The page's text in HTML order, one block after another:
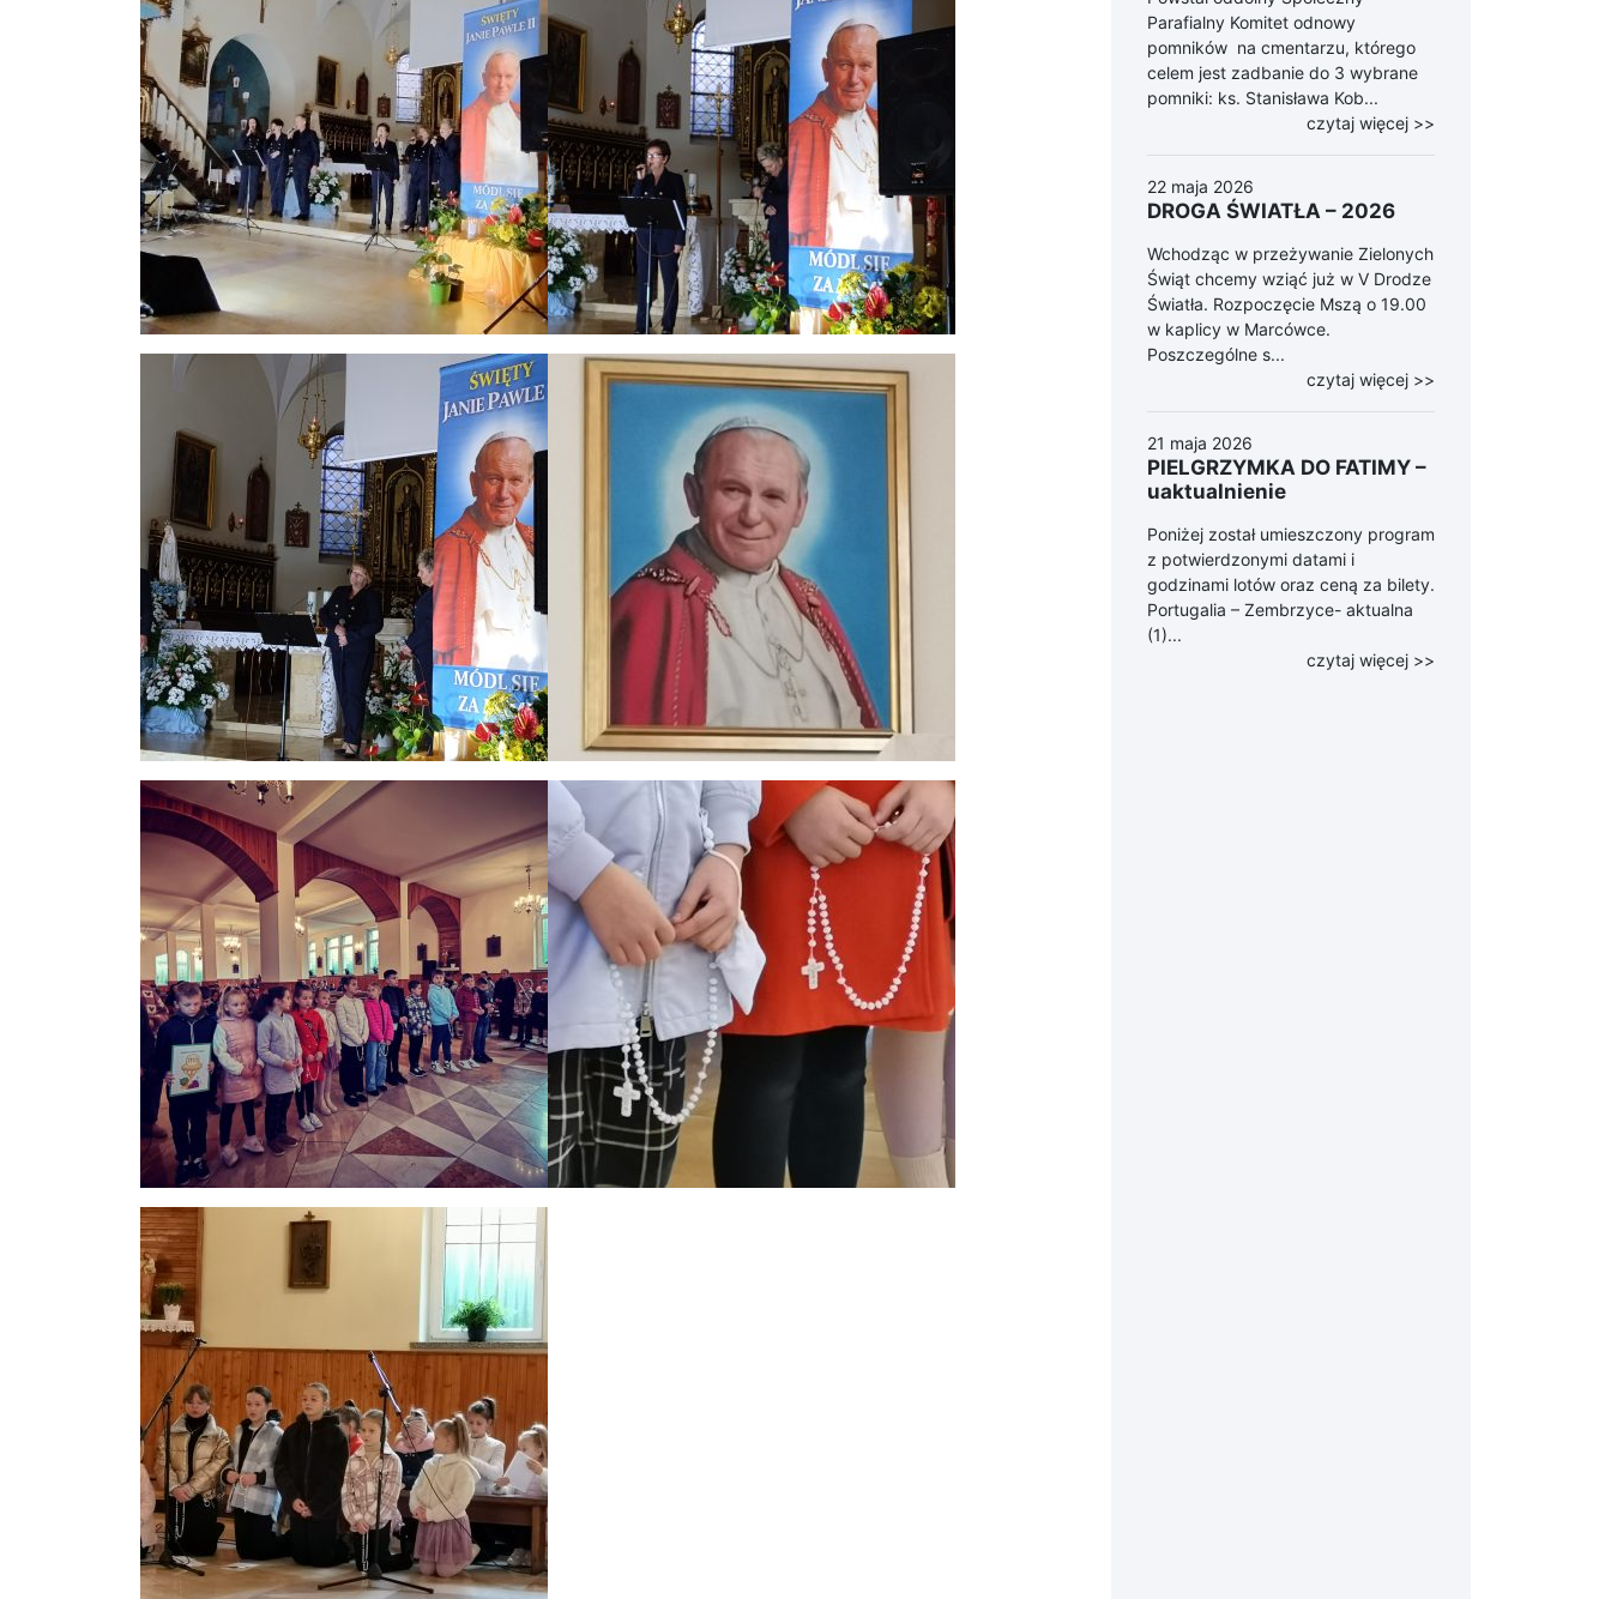
Parafialny Komitet odnowy
pomników na cmentarzu, którego
celem jest zadbanie do 3 wybrane
pomniki: ks. Stanisława Kob...
czytaj więcej >>
22 maja 2026
DROGA ŚWIATŁA – 2026
Wchodząc w przeżywanie Zielonych
Świąt chcemy wziąć już w V Drodze
Światła. Rozpoczęcie Mszą o 19.00
w kaplicy w Marcówce.
Poszczególne s...
czytaj więcej >>
21 maja 2026
PIELGRZYMKA DO FATIMY –
uaktualnienie
Poniżej został umieszczony program
z potwierdzonymi datami i
godzinami lotów oraz ceną za bilety.
Portugalia – Zembrzyce- aktualna
(1)...
czytaj więcej >>